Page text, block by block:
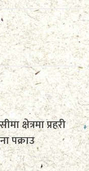
क्षेत्रमा प्रहरी
पक्राउ